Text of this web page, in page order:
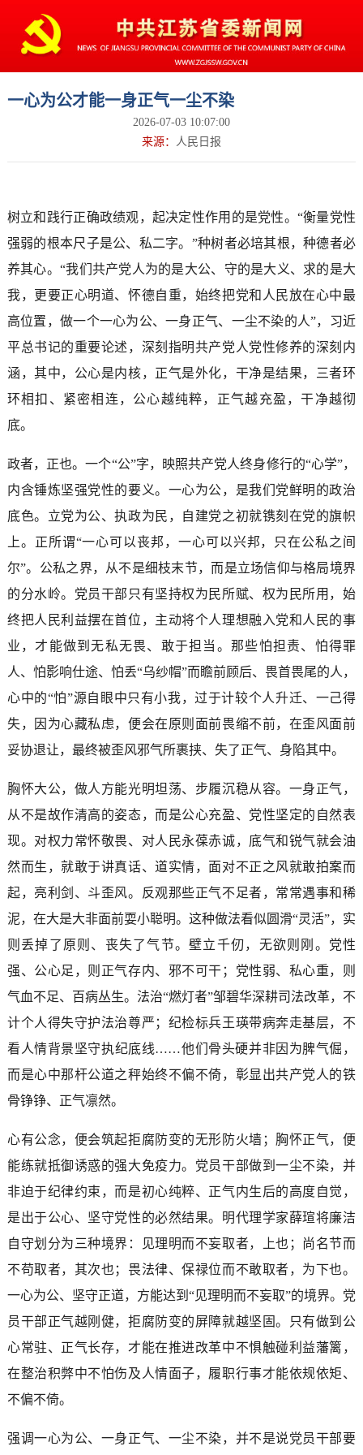
一心为公才能一身正气一尘不染
2026-07-03 10:07:00
来源：
人民日报
树立和践行正确政绩观，起决定性作用的是党性。“衡量党性
强弱的根本尺子是公、私二字。”种树者必培其根，种德者必
养其心。“我们共产党人为的是大公、守的是大义、求的是大
我，更要正心明道、怀德自重，始终把党和人民放在心中最
高位置，做一个一心为公、一身正气、一尘不染的人”，习近
平总书记的重要论述，深刻指明共产党人党性修养的深刻内
涵，其中，公心是内核，正气是外化，干净是结果，三者环
环相扣、紧密相连，公心越纯粹，正气越充盈，干净越彻
底。
政者，正也。一个“公”字，映照共产党人终身修行的“心学”，
内含锤炼坚强党性的要义。一心为公，是我们党鲜明的政治
底色。立党为公、执政为民，自建党之初就镌刻在党的旗帜
上。正所谓“一心可以丧邦，一心可以兴邦，只在公私之间
尔”。公私之界，从不是细枝末节，而是立场信仰与格局境界
的分水岭。党员干部只有坚持权为民所赋、权为民所用，始
终把人民利益摆在首位，主动将个人理想融入党和人民的事
业，才能做到无私无畏、敢于担当。那些怕担责、怕得罪
人、怕影响仕途、怕丢“乌纱帽”而瞻前顾后、畏首畏尾的人，
心中的“怕”源自眼中只有小我，过于计较个人升迁、一己得
失，因为心藏私虑，便会在原则面前畏缩不前，在歪风面前
妥协退让，最终被歪风邪气所裹挟、失了正气、身陷其中。
胸怀大公，做人方能光明坦荡、步履沉稳从容。一身正气，
从不是故作清高的姿态，而是公心充盈、党性坚定的自然表
现。对权力常怀敬畏、对人民永葆赤诚，底气和锐气就会油
然而生，就敢于讲真话、道实情，面对不正之风就敢拍案而
起，亮利剑、斗歪风。反观那些正气不足者，常常遇事和稀
泥，在大是大非面前耍小聪明。这种做法看似圆滑“灵活”，实
则丢掉了原则、丧失了气节。壁立千仞，无欲则刚。党性
强、公心足，则正气存内、邪不可干；党性弱、私心重，则
气血不足、百病丛生。法治“燃灯者”邹碧华深耕司法改革，不
计个人得失守护法治尊严；纪检标兵王瑛带病奔走基层，不
看人情背景坚守执纪底线……他们骨头硬并非因为脾气倔，
而是心中那杆公道之秤始终不偏不倚，彰显出共产党人的铁
骨铮铮、正气凛然。
心有公念，便会筑起拒腐防变的无形防火墙；胸怀正气，便
能练就抵御诱惑的强大免疫力。党员干部做到一尘不染，并
非迫于纪律约束，而是初心纯粹、正气内生后的高度自觉，
是出于公心、坚守党性的必然结果。明代理学家薛瑄将廉洁
自守划分为三种境界：见理明而不妄取者，上也；尚名节而
不苟取者，其次也；畏法律、保禄位而不敢取者，为下也。
一心为公、坚守正道，方能达到“见理明而不妄取”的境界。党
员干部正气越刚健，拒腐防变的屏障就越坚固。只有做到公
心常驻、正气长存，才能在推进改革中不惧触碰利益藩篱，
在整治积弊中不怕伤及人情面子，履职行事才能依规依矩、
不偏不倚。
强调一心为公、一身正气、一尘不染，并不是说党员干部要